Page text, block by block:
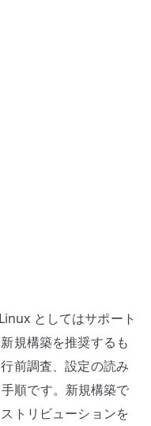
としてはサポート
規構築を推奨するも
前調査、設定の読み
順です。新規構築で
トリビューションを